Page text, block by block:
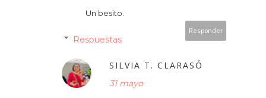
Un besito.
Responder
Respuestas
SILVIA T. CLARASÓ
31 mayo